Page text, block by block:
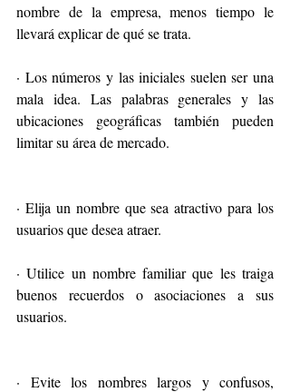
nombre de la empresa, menos tiempo le
llevará explicar de qué se trata.
· Los números y las iniciales suelen ser una
mala idea. Las palabras generales y las
ubicaciones geográficas también pueden
limitar su área de mercado.
· Elija un nombre que sea atractivo para los
usuarios que desea atraer.
· Utilice un nombre familiar que les traiga
buenos recuerdos o asociaciones a sus
usuarios.
· Evite los nombres largos y confusos,